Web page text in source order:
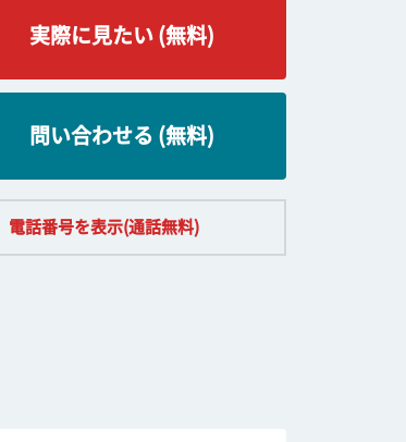
実際に見たい (無料)
問い合わせる (無料)
電話番号を表示(通話無料)